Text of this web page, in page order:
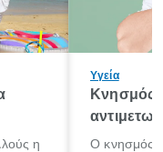
η
Υγεία
Κνησμός:
Ο κνησμός